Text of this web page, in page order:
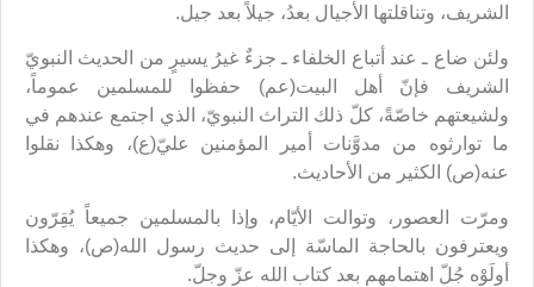
الشريف، وتناقلتها الأجيال بعدُ، جيلاً بعد جيل.
ولئن ضاع ـ‌ عند أتباع الخلفاء ـ جزءٌ غيرُ يسيرٍ من الحديث النبويّ
الشريف فإنّ أهل البيت(عم) حفظوا للمسلمين عموماً،
ولشيعتهم خاصّةً، كلّ ذلك التراث النبويّ، الذي اجتمع عندهم في
ما توارثوه من مدوَّنات أمير المؤمنين عليّ(ع)، وهكذا نقلوا
عنه(ص) الكثير من الأحاديث.
ومرّت العصور، وتوالت الأيّام، وإذا بالمسلمين جميعاً يُقِرّون
ويعترفون بالحاجة الماسّة إلى حديث رسول الله(ص)، وهكذا
أولَوْه جُلّ اهتمامهم بعد كتاب الله عزّ وجلّ.